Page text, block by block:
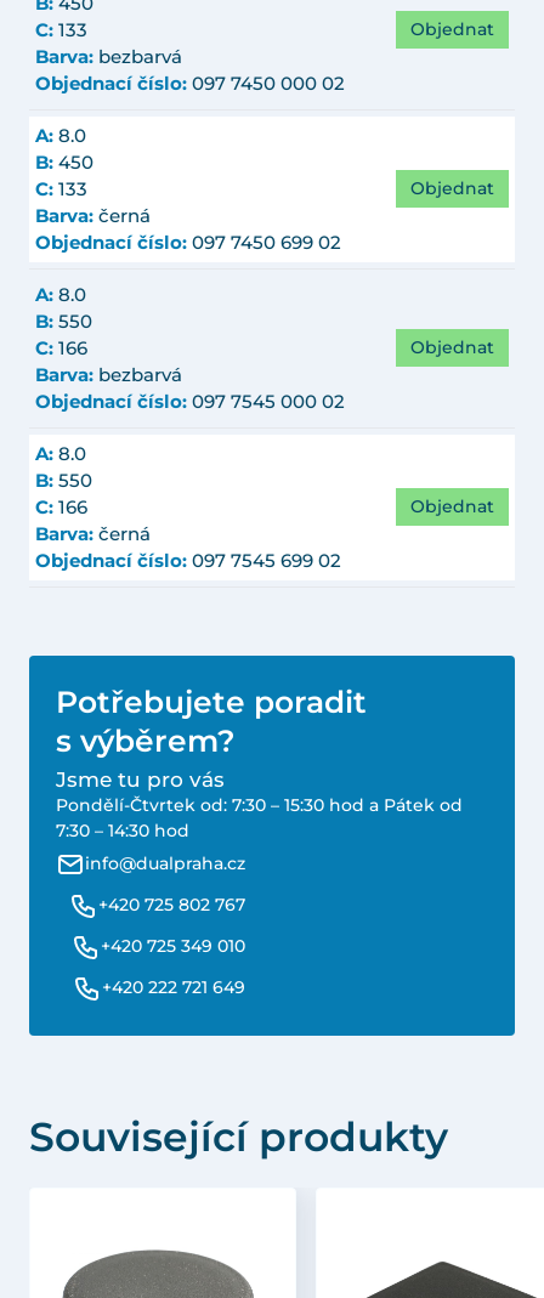
C: 133
Barva: bezbarvá
Objednací číslo: 097 7450 000 02
Objednat
A: 8.0
B: 450
C: 133
Barva: černá
Objednací číslo: 097 7450 699 02
Objednat
A: 8.0
B: 550
C: 166
Barva: bezbarvá
Objednací číslo: 097 7545 000 02
Objednat
A: 8.0
B: 550
C: 166
Barva: černá
Objednací číslo: 097 7545 699 02
Objednat
Potřebujete poradit
s výběrem?
Jsme tu pro vás
Pondělí-Čtvrtek od: 7:30 – 15:30 hod a Pátek od
7:30 – 14:30 hod
info@dualpraha.cz
+420 725 802 767
+420 725 349 010
+420 222 721 649
Související produkty